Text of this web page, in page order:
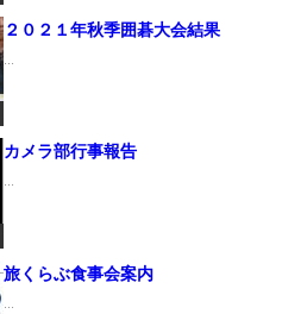
２０２１年秋季囲碁大会結果
カメラ部行事報告
...
旅くらぶ食事会案内